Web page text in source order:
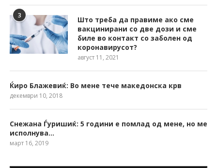
3
Што треба да правиме ако сме
вакцинирани со две дози и сме
биле во контакт со заболен од
коронавирусот?
август 11, 2021
Ќиро Блажевиќ: Во мене тече македонска крв
декември 10, 2018
Снежана Ѓуришиќ: 5 години е помлад од мене, но ме
исполнува…
март 16, 2019